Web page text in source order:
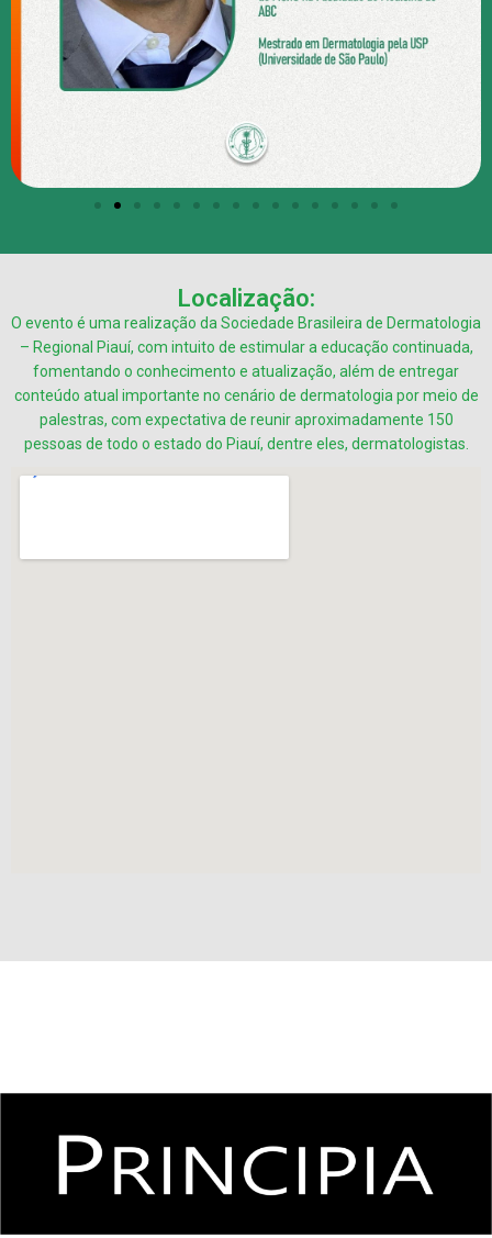
Localização:
O evento é uma realização da Sociedade Brasileira de Dermatologia
– Regional Piauí, com intuito de estimular a educação continuada,
fomentando o conhecimento e atualização, além de entregar
conteúdo atual importante no cenário de dermatologia por meio de
palestras, com expectativa de reunir aproximadamente 150
pessoas de todo o estado do Piauí, dentre eles, dermatologistas.